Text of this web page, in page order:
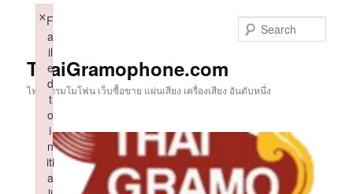
ThaiGramophone.com
ไทยแกรมโมโฟน เว็บซื้อขาย แผ่นเสียง เครื่องเสียง อันดับหนึ่ง
F
a
il
e
d
t
o
i
n
iti
a
×